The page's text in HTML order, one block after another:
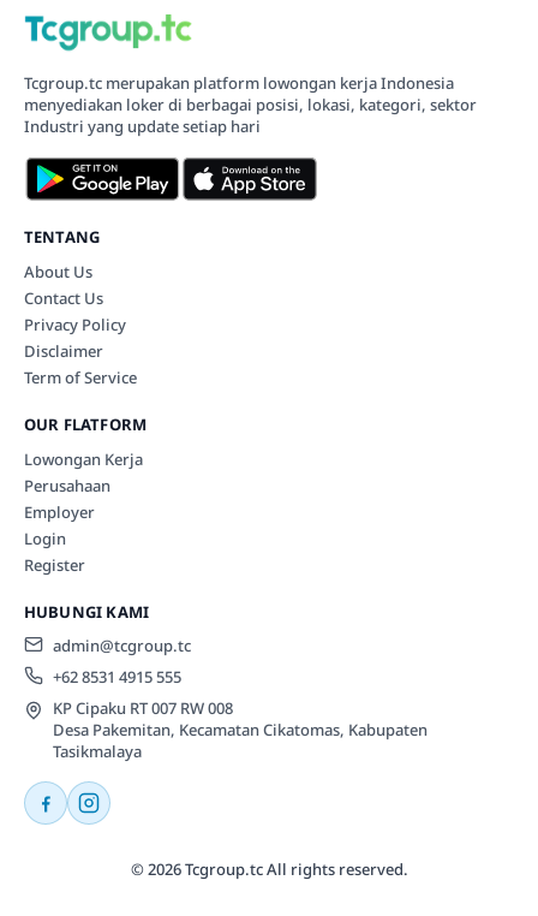
Tcgroup.tc merupakan platform lowongan kerja Indonesia
menyediakan loker di berbagai posisi, lokasi, kategori, sektor
Industri yang update setiap hari
TENTANG
About Us
Contact Us
Privacy Policy
Disclaimer
Term of Service
OUR FLATFORM
Lowongan Kerja
Perusahaan
Employer
Login
Register
HUBUNGI KAMI
admin@tcgroup.tc
+62 8531 4915 555
KP Cipaku RT 007 RW 008
Desa Pakemitan, Kecamatan Cikatomas, Kabupaten
Tasikmalaya
© 2026 Tcgroup.tc All rights reserved.